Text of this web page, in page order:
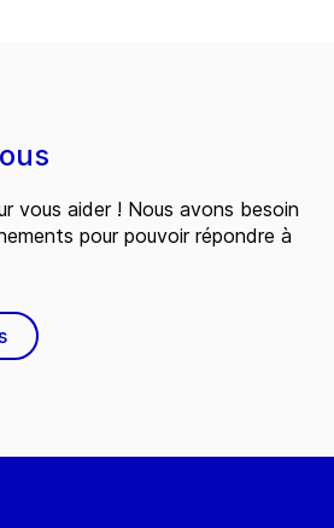
vous aider ! Nous avons besoin
pour pouvoir répondre à